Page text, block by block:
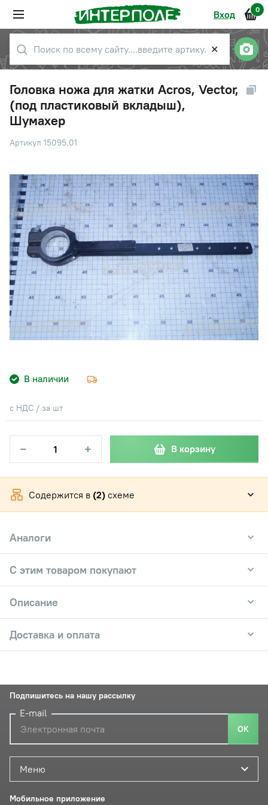
Вход 0
✕
Головка ножа для жатки Acros, Vector,
(под пластиковый вкладыш),
Шумахер
Артикул 15095.01
В наличии
с НДС / за шт
− + В корзину
Содержится в (2) схеме
Аналоги
С этим товаром покупают
Описание
Доставка и оплата
Меню
Мобильное приложение
Подпишитесь на нашу рассылку
E-mail
ОК